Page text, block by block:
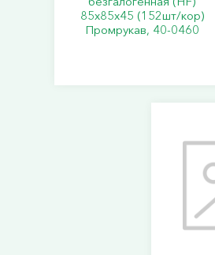
85х85х45 (152шт/кор)
Промрукав, 40-0460